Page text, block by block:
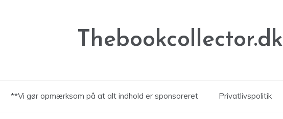
Thebookcollector.dk
**Vi gør opmærksom på at alt indhold er sponsoreret Privatlivspolitik